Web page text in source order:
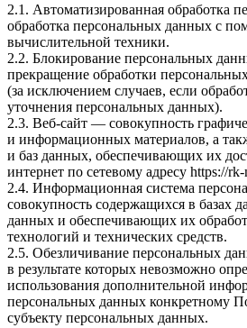
2.1. Автоматизированная обработка
обработка персональных данных с
вычислительной техники.
2.2. Блокирование персональных
прекращение обработки
(за исключением случаев, если
уточнения персональных данных).
2.3. Веб-сайт — совокупность
и информационных материалов, а
и баз данных, обеспечивающих их
интернет по сетевому адресу https://
2.4. Информационная система
совокупность содержащихся в базах
данных и обеспечивающих их
технологий и технических средств.
2.5. Обезличивание персональных
в результате которых невозможно
использования дополнительной
персональных данных конкретному
субъекту персональных данных.